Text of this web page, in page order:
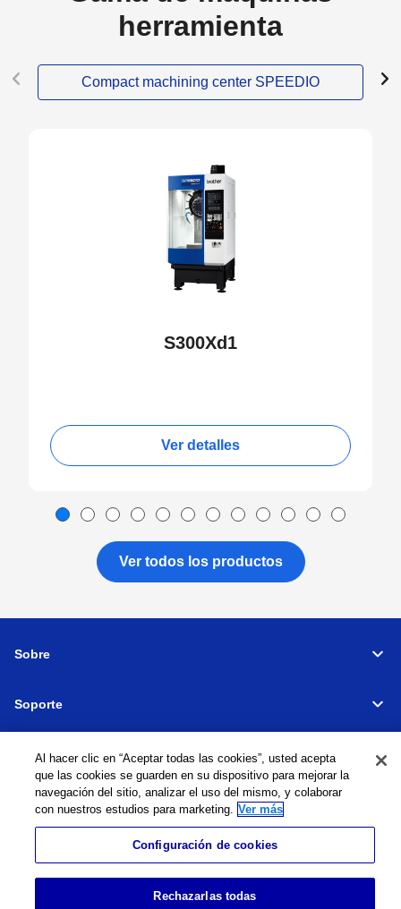
herramienta
Compact machining center SPEEDIO
S300Xd1
Ver detalles
Ver todos los productos
Sobre
Soporte
Términos y condiciones Mapa del sitio
Al hacer clic en “Aceptar todas las cookies”, usted acepta
que las cookies se guarden en su dispositivo para mejorar la
navegación del sitio, analizar el uso del mismo, y colaborar
con nuestros estudios para marketing. Ver más
Configuración de cookies
Rechazarlas todas